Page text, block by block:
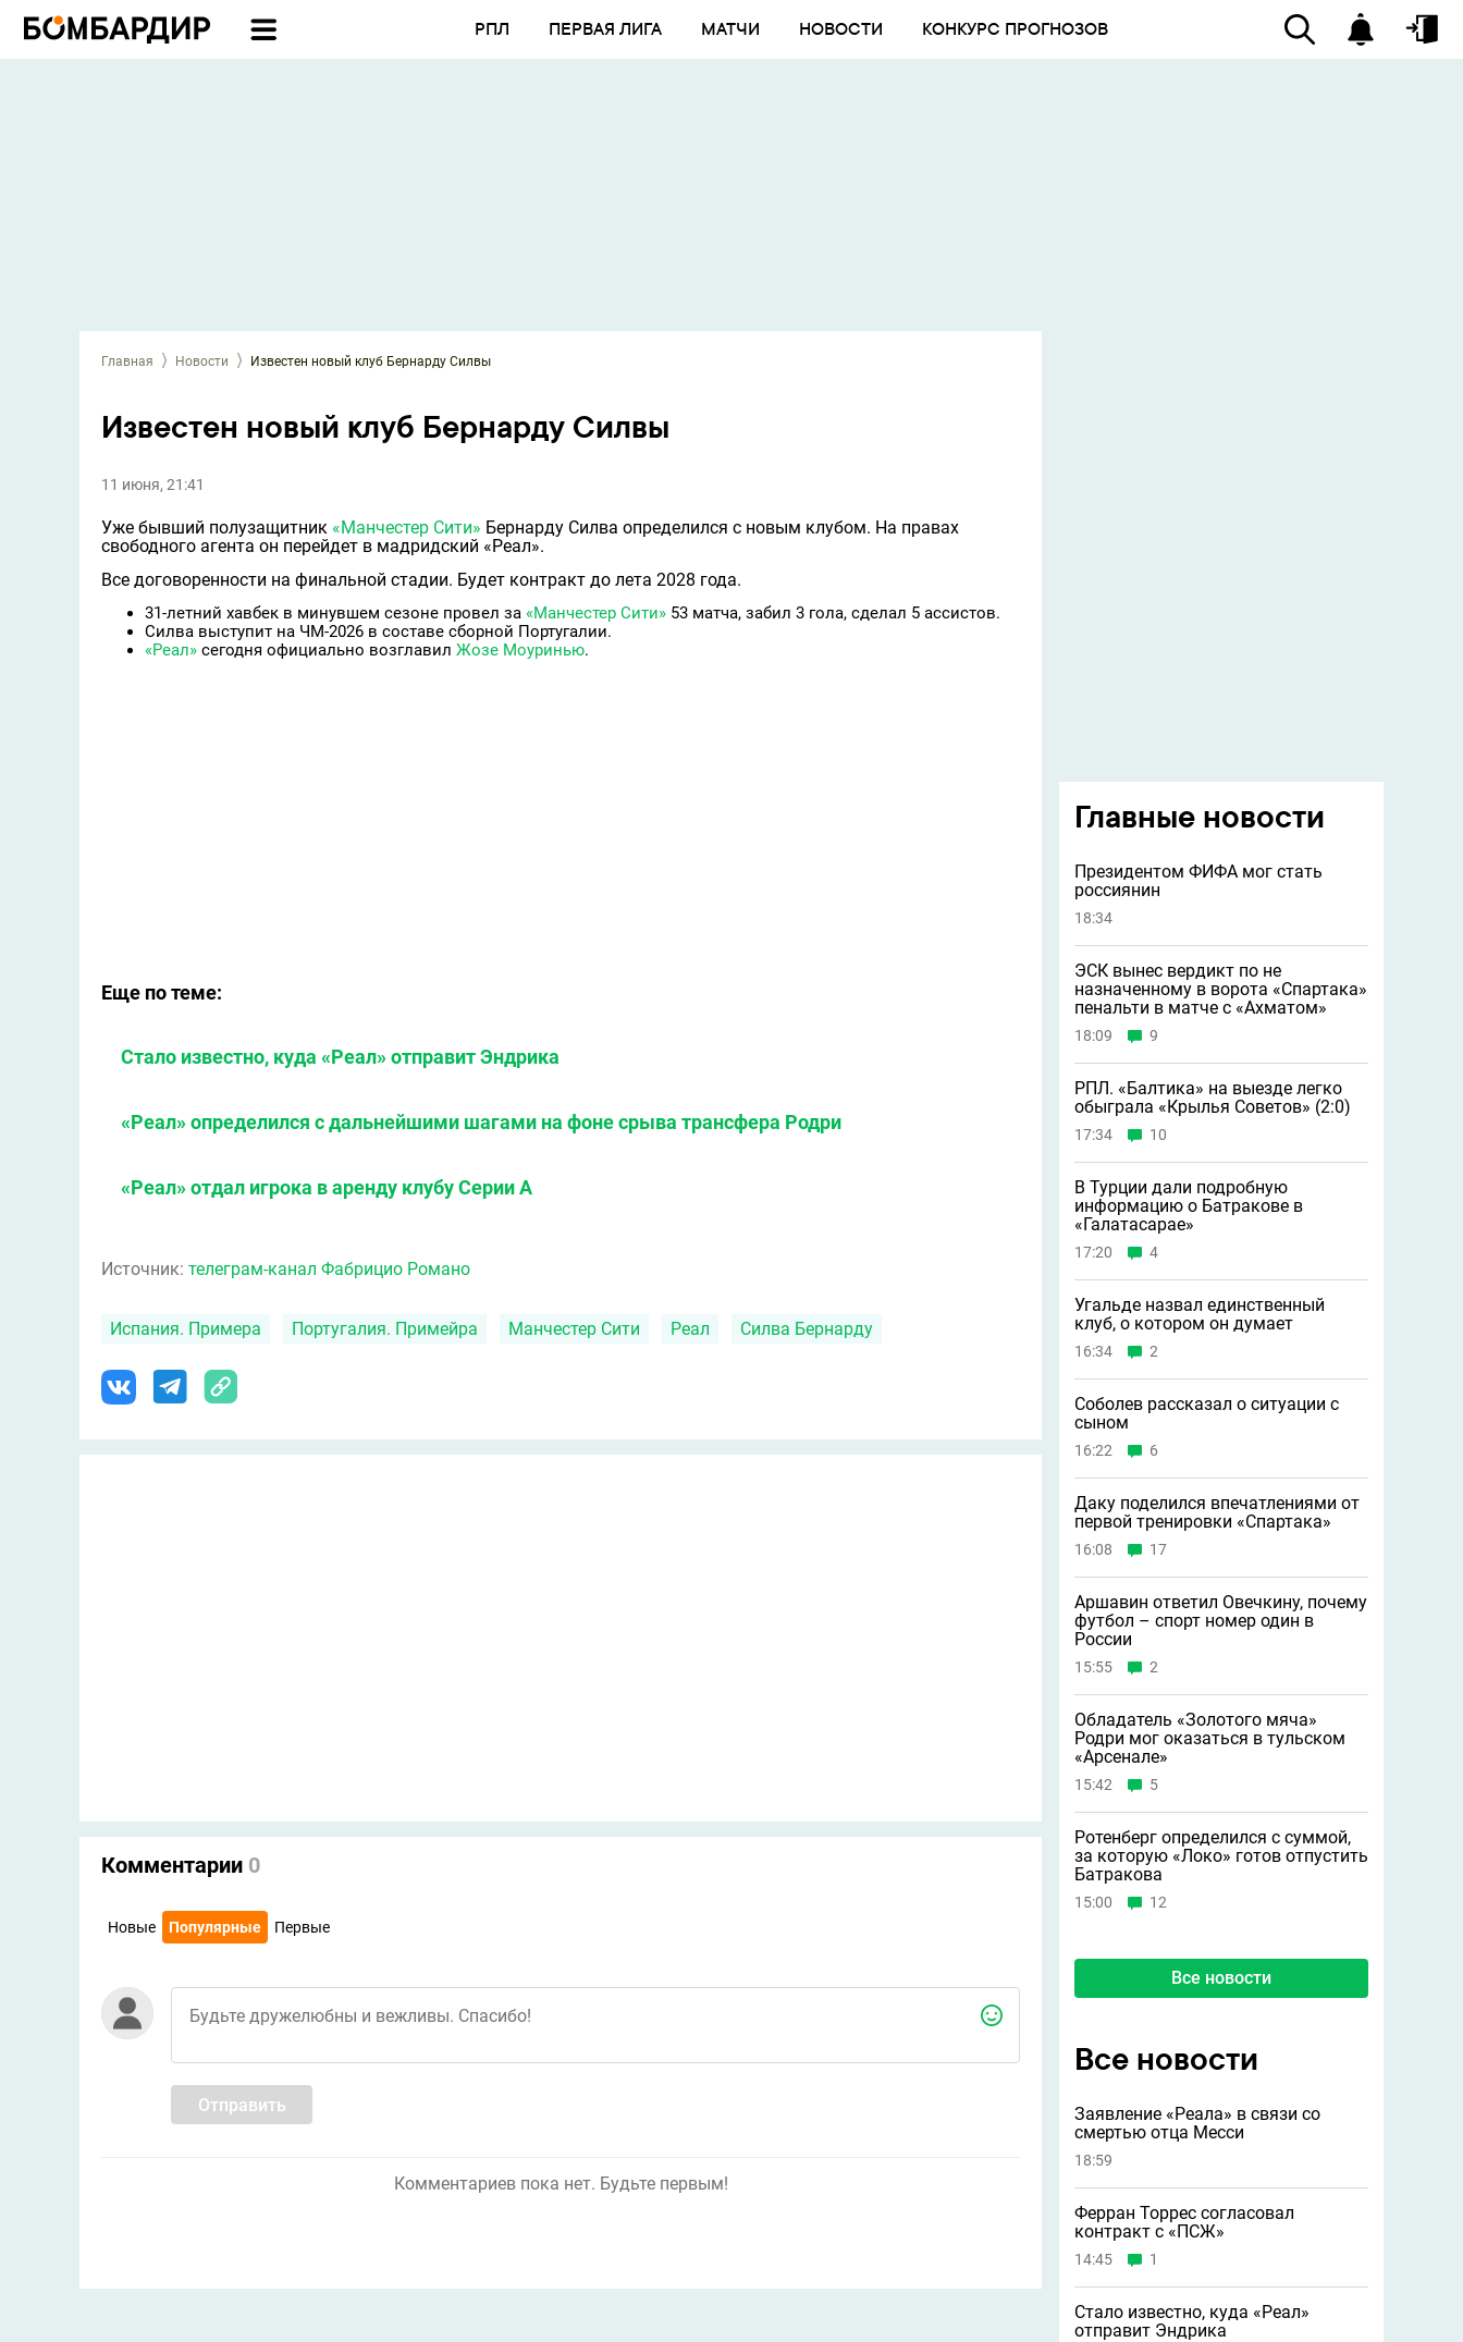
РПЛ ПЕРВАЯ ЛИГА МАТЧИ НОВОСТИ КОНКУРС ПРОГНОЗОВ
Главная Новости Известен новый клуб Бернарду Силвы
Известен новый клуб Бернарду Силвы
11 июня, 21:41
Уже бывший полузащитник «Манчестер Сити» Бeрнарду Cилва определился с новым клубом. На правах
свободного агента он перейдет в мадридский «Реал».
Все договоренности на финальной стадии. Будет контракт до лета 2028 года.
31-летний хавбек в минувшем сезоне провел за «Манчестер Сити» 53 матча, забил 3 гола, сделал 5 ассистов.
Cилва выступит на ЧМ-2026 в составе сборной Португалии.
«Реал» сегодня официально возглавил Жозе Моуринью.
Еще по теме:
Стало известно, куда «Реал» отправит Эндрика
«Реал» определился с дальнейшими шагами на фоне срыва трансфера Родри
«Реал» отдал игрока в аренду клубу Серии А
Источник: телеграм-канал Фабрицио Романо
Испания. Примера Португалия. Примейра Манчестер Сити Реал Силва Бернарду
Комментарии 0
Новые Популярные Первые
Отправить
Комментариев пока нет. Будьте первым!
Главные новости
Президентом ФИФА мог стать
россиянин
18:34
ЭСК вынес вердикт по не
назначенному в ворота «Спартака»
пенальти в матче с «Ахматом»
18:09 9
РПЛ. «Балтика» на выезде легко
обыграла «Крылья Советов» (2:0)
17:34 10
В Турции дали подробную
информацию о Батракове в
«Галатасарае»
17:20 4
Угальде назвал единственный
клуб, о котором он думает
16:34 2
Соболев рассказал о ситуации с
сыном
16:22 6
Даку поделился впечатлениями от
первой тренировки «Спартака»
16:08 17
Аршавин ответил Овечкину, почему
футбол – спорт номер один в
России
15:55 2
Обладатель «Золотого мяча»
Родри мог оказаться в тульском
«Арсенале»
15:42 5
Ротенберг определился с суммой,
за которую «Локо» готов отпустить
Батракова
15:00 12
Все новости
Все новости
Заявление «Реала» в связи со
смертью отца Месси
18:59
Ферран Торрес согласовал
контракт с «ПСЖ»
14:45 1
Стало известно, куда «Реал»
отправит Эндрика